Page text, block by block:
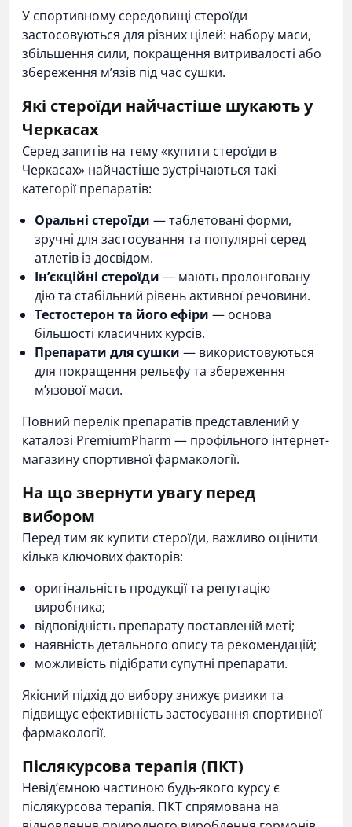
У спортивному середовищі стероїди
застосовуються для різних цілей: набору маси,
збільшення сили, покращення витривалості або
збереження м’язів під час сушки.
Які стероїди найчастіше шукають у
Черкасах
Серед запитів на тему «купити стероїди в
Черкасах» найчастіше зустрічаються такі
категорії препаратів:
Оральні стероїди — таблетовані форми,
зручні для застосування та популярні серед
атлетів із досвідом.
Ін’єкційні стероїди — мають пролонговану
дію та стабільний рівень активної речовини.
Тестостерон та його ефіри — основа
більшості класичних курсів.
Препарати для сушки — використовуються
для покращення рельєфу та збереження
м’язової маси.
Повний перелік препаратів представлений у
каталозі PremiumPharm — профільного інтернет-
магазину спортивної фармакології.
На що звернути увагу перед
вибором
Перед тим як купити стероїди, важливо оцінити
кілька ключових факторів:
оригінальність продукції та репутацію
виробника;
відповідність препарату поставленій меті;
наявність детального опису та рекомендацій;
можливість підібрати супутні препарати.
Якісний підхід до вибору знижує ризики та
підвищує ефективність застосування спортивної
фармакології.
Післякурсова терапія (ПКТ)
Невід’ємною частиною будь-якого курсу є
післякурсова терапія. ПКТ спрямована на